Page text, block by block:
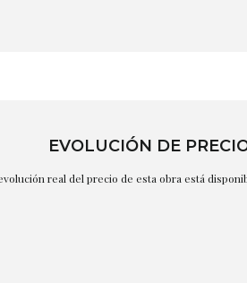
EVOLUCIÓN DE
real del precio de esta obra está